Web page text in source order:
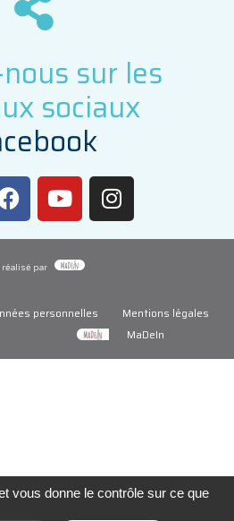
vous donne le contrôle sur ce que
sur les
sociaux
cebook
réalisé par
personnelles
Mentions légales
MaDeIn